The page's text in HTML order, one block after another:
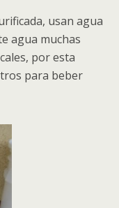
usan agua
agua muchas
por esta
para beber